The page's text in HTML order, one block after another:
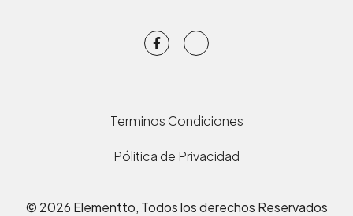
Terminos Condiciones
Pólitica de Privacidad
© 2026 Elementto, Todos los derechos Reservados